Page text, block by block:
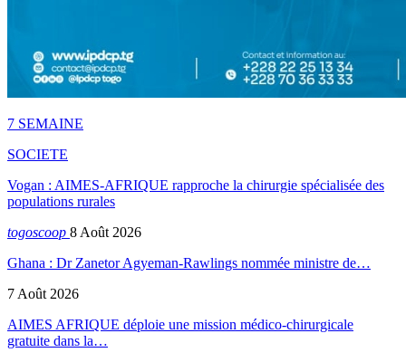
7 SEMAINE
SOCIETE
Vogan : AIMES-AFRIQUE rapproche la chirurgie spécialisée des
populations rurales
togoscoop 8 Août 2026
Ghana : Dr Zanetor Agyeman-Rawlings nommée ministre de…
7 Août 2026
AIMES AFRIQUE déploie une mission médico-chirurgicale
gratuite dans la…